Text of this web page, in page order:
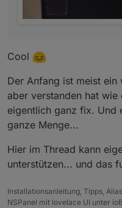
    pages: [
    ],
Cool
Der Anfang ist meist ein
aber verstanden hat
eigentlich ganz fix. Und
ganze Menge...
Hier im Thread kann
unterstützen... und das
Installationsanleitung, Tipps,
NSPanel mit lovelace UI unter